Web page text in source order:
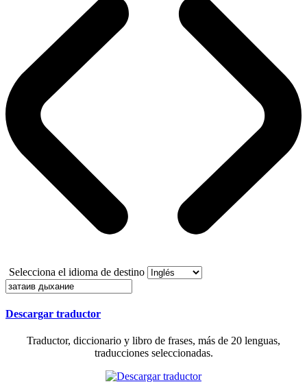
Selecciona el idioma de destino
Descargar traductor
Traductor, diccionario y libro de frases, más de 20 lenguas,
traducciones seleccionadas.